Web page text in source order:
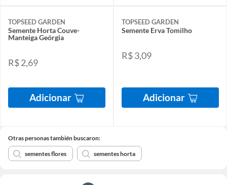
TOPSEED GARDEN
Semente Horta Couve-
Manteiga Geórgia
R$ 2,69
Adicionar
TOPSEED GARDEN
Semente Erva Tomilho
R$ 3,09
Adicionar
Otras personas también buscaron:
sementes flores sementes horta